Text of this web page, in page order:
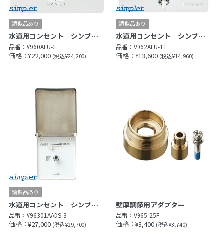
水道用コンセント シンプレット
品番： V960ALU-3
価格：¥22,000 (税込¥24,200)
水道用コンセント シンプレット
品番：V962ALU-1T
価格：¥13,600 (税込¥14,960)
水道用コンセント シンプレット
品番： V96301AADS-3
価格：¥27,000 (税込¥29,700)
壁厚調節用アダプター
品番：V965-25F
価格：¥3,400 (税込¥3,740)